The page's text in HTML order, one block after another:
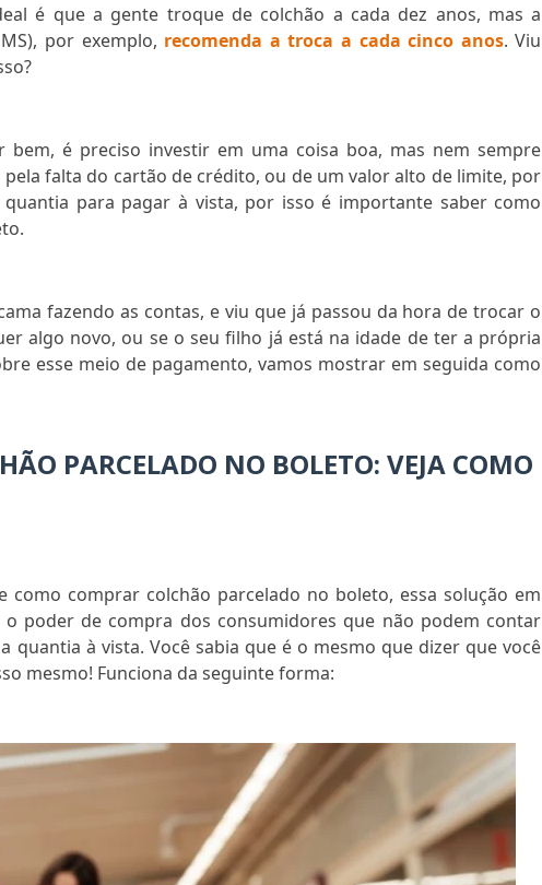
é que a gente troque de colchão a cada dez anos, mas a
por exemplo, recomenda a troca a cada cinco anos. Viu
bem, é preciso investir em uma coisa boa, mas nem sempre
falta do cartão de crédito, ou de um valor alto de limite, por
para pagar à vista, por isso é importante saber como
fazendo as contas, e viu que já passou da hora de trocar o
algo novo, ou se o seu filho já está na idade de ter a própria
esse meio de pagamento, vamos mostrar em seguida como
PARCELADO NO BOLETO: VEJA COMO
como comprar colchão parcelado no boleto, essa solução em
poder de compra dos consumidores que não podem contar
quantia à vista. Você sabia que é o mesmo que dizer que você
mesmo! Funciona da seguinte forma: